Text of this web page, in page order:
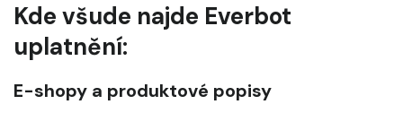
Kde všude najde Everbot
uplatnění:
E-shopy a produktové popisy